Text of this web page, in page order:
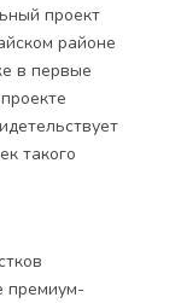
проект
районе
в первые
такого
премиум-